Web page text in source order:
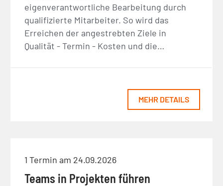
eigenverantwortliche Bearbeitung durch
qualifizierte Mitarbeiter. So wird das
Erreichen der angestrebten Ziele in
Qualität - Termin - Kosten und die…
MEHR DETAILS
1 Termin am 24.09.2026
Teams in Projekten führen